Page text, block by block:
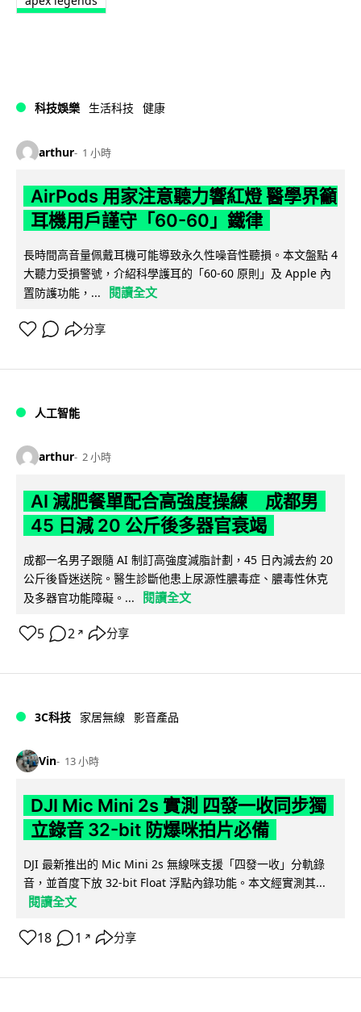
科技娛樂 生活科技 健康
arthur 1 小時
AirPods 用家注意聽力響紅燈 醫學界籲
耳機用戶謹守「60-60」鐵律
長時間高音量佩戴耳機可能導致永久性噪音性聽損。本文盤點 4
大聽力受損警號，介紹科學護耳的「60-60 原則」及 Apple 內
置防護功能，...
閱讀全文
分享
人工智能
arthur 2 小時
AI 減肥餐單配合高強度操練 成都男
45 日減 20 公斤後多器官衰竭
成都一名男子跟隨 AI 制訂高強度減脂計劃，45 日內減去約 20
公斤後昏迷送院。醫生診斷他患上尿源性膿毒症、膿毒性休克
及多器官功能障礙。...
閱讀全文
5 2 ↗ 分享
3C科技 家居無線 影音產品
Vin 13 小時
DJI Mic Mini 2s 實測 四發一收同步獨
立錄音 32-bit 防爆咪拍片必備
DJI 最新推出的 Mic Mini 2s 無線咪支援「四發一收」分軌錄
音，並首度下放 32-bit Float 浮點內錄功能。本文經實測其...
閱讀全文
18 1 ↗ 分享